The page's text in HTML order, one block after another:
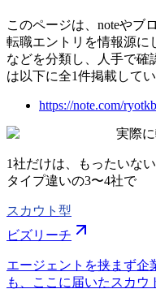
このページは、noteやブ
転職エントリを情報源に
などを分類し、人手で確
は以下に全1件掲載してい
https://note.com/
実際
1社だけは、もったいない
タイプ違いの3〜4社で
スカウト型
ビズリーチ
エージェントを挟まず企
も、ここに届いたスカウ